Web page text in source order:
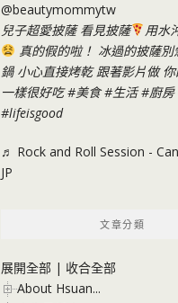
@beautymommytw
兒子超愛披薩 看見披薩
用水
真的假的啦！ 冰過的披薩別
鍋 小心直接烤乾 跟著影片做
一樣很好吃#美食 #生活 #廚房
#lifeisgood
♬ Rock and Roll Session -
JP
文章分類
展開全部 | 收合全部
About Hsuan...